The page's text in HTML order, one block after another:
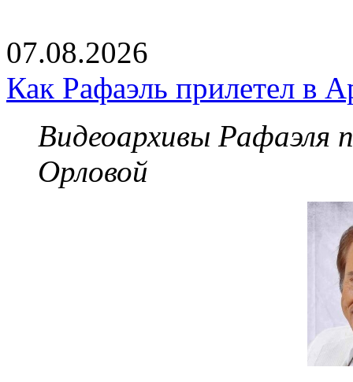
07.08.2026
Как Рафаэль прилетел в
Видеоархивы Рафаэля
Орловой